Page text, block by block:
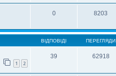
0 8203
ВІДПОВІДІ ПЕРЕГЛЯДИ
1 2
39 62918